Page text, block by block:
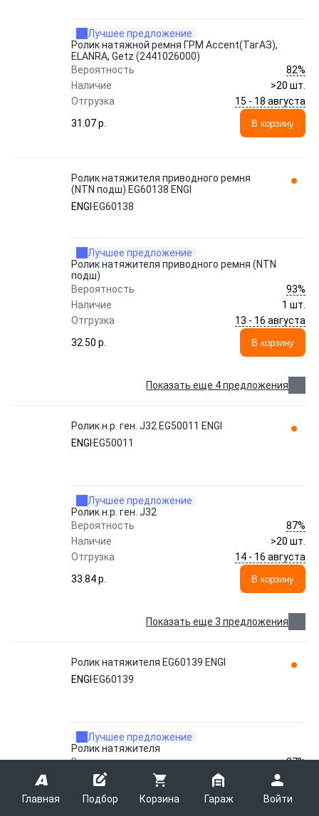
Главная Подбор Корзина Гараж Войти
Лучшее предложение
Ролик натяжной ремня ГРМ Accent(ТагАЗ),
ELANRA, Getz (2441026000)
Вероятность
82%
Наличие
>20 шт.
Отгрузка
15 - 18 августа
31.07 p.
В корзину
Ролик натяжителя приводного ремня
(NTN подш) EG60138 ENGI
ENGI EG60138
Лучшее предложение
Ролик натяжителя приводного ремня (NTN
подш)
Вероятность
93%
Наличие
1 шт.
Отгрузка
13 - 16 августа
32.50 p.
В корзину
Показать еще 4 предложения
Ролик н.р. ген. J32 EG50011 ENGI
ENGI EG50011
Лучшее предложение
Ролик н.р. ген. J32
Вероятность
87%
Наличие
>20 шт.
Отгрузка
14 - 16 августа
33.84 p.
В корзину
Показать еще 3 предложения
Ролик натяжителя EG60139 ENGI
ENGI EG60139
Лучшее предложение
Ролик натяжителя
Вероятность
87%
Наличие
19 шт.
Отгрузка
14 - 16 августа